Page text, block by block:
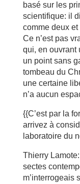
basé sur les
scientifique: il
comme deux
Ce n’est pas
qui, en ouvrant
un point sans
tombeau du
une certaine
n’a aucun
{{C’est par la
arrivez à
laboratoire du
Thierry
sectes
m’interrogeais